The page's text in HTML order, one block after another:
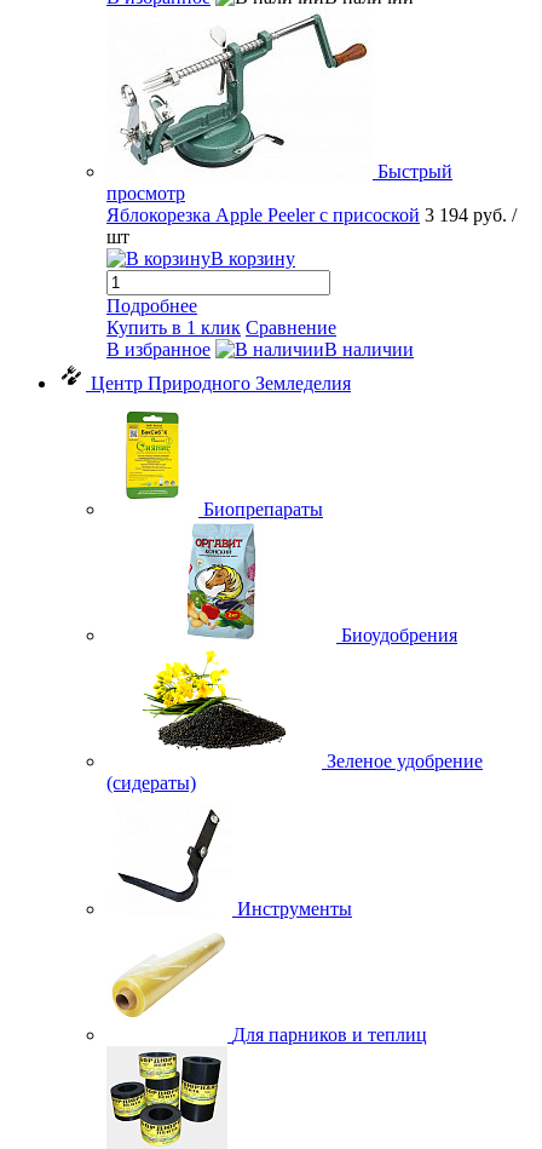
Быстрый
просмотр
Яблокорезка Apple Peeler с присоской 3 194 руб. /
шт
В корзину
Подробнее
Купить в 1 клик Сравнение
В избранное
В наличии
Центр Природного Земледелия
Биопрепараты
Биоудобрения
Зеленое удобрение
(сидераты)
Инструменты
Для парников и теплиц